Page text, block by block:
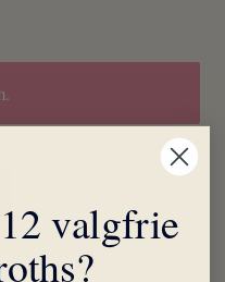
valgfrie